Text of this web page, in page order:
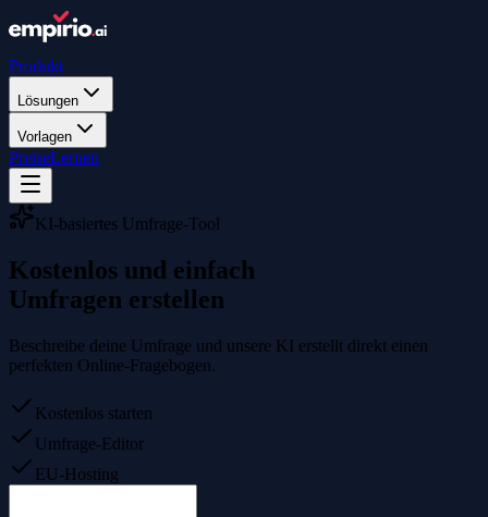
Produkt
Lösungen
Vorlagen
PreiseLernen
KI-basiertes Umfrage-Tool
Kostenlos und einfach
Umfragen erstellen
Beschreibe deine Umfrage und unsere KI erstellt direkt einen
perfekten Online-Fragebogen.
Kostenlos starten
Umfrage-Editor
EU-Hosting